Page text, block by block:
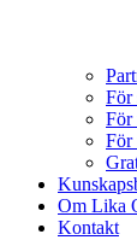
För
För
För
Om Lika
Kontakt